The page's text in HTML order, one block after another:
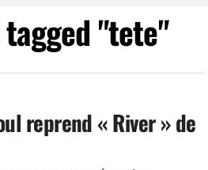
"tete"
reprend « River » de